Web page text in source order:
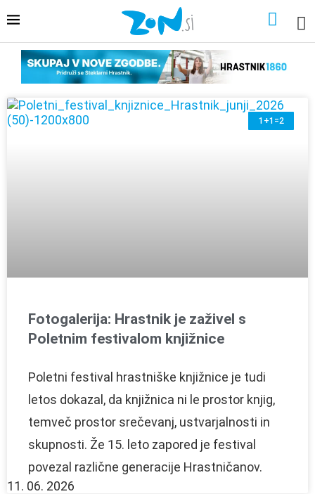
1+1=2
Fotogalerija: Hrastnik je zaživel s
Poletnim festivalom knjižnice
Poletni festival hrastniške knjižnice je tudi
letos dokazal, da knjižnica ni le prostor knjig,
temveč prostor srečevanj, ustvarjalnosti in
skupnosti. Že 15. leto zapored je festival
povezal različne generacije Hrastničanov.
11. 06. 2026